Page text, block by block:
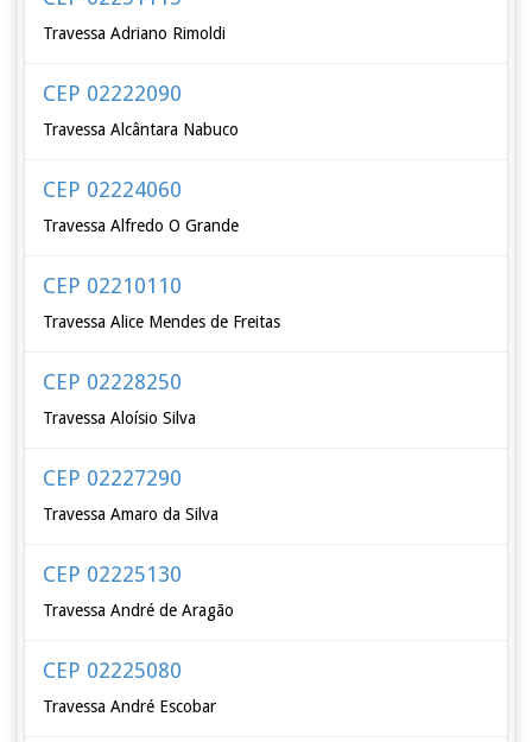
Travessa Adriano Rimoldi
CEP 02222090
Travessa Alcântara Nabuco
CEP 02224060
Travessa Alfredo O Grande
CEP 02210110
Travessa Alice Mendes de Freitas
CEP 02228250
Travessa Aloísio Silva
CEP 02227290
Travessa Amaro da Silva
CEP 02225130
Travessa André de Aragão
CEP 02225080
Travessa André Escobar